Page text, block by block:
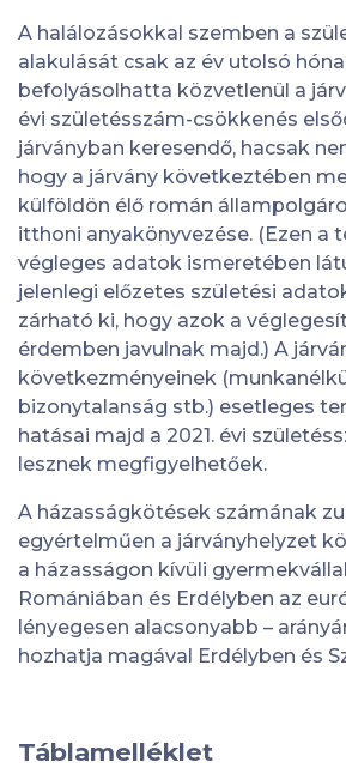
A halálozásokkal szemben a
alakulását csak az év utolsó
befolyásolhatta közvetlenül a
évi születésszám-csökkenés
járványban keresendő, hacsak
hogy a járvány következtében
külföldön élő román
itthoni anyakönyvezése. (Ezen a
végleges adatok ismeretében
jelenlegi előzetes születési
zárható ki, hogy azok a
érdemben javulnak majd.) A
következményeinek
bizonytalanság stb.) esetleges
hatásai majd a 2021. évi
lesznek megfigyelhetőek.
A házasságkötések számának
egyértelműen a járványhelyzet
a házasságon kívüli
Romániában és Erdélyben az
lényegesen alacsonyabb –
hozhatja magával Erdélyben és
Táblamelléklet